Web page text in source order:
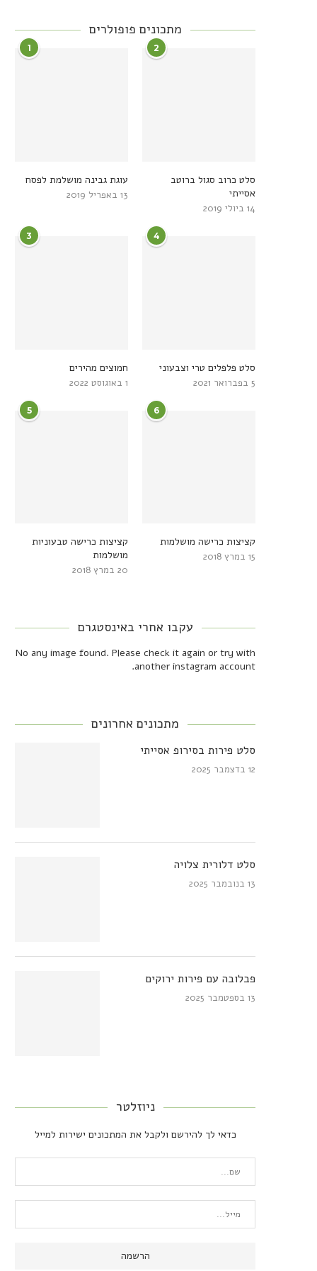
מתכונים פופולרים
1
עוגת גבינה מושלמת לפסח
13 באפריל 2019
2
סלט כרוב סגול ברוטב
אסייתי
14 ביולי 2019
3
חמוצים מהירים
1 באוגוסט 2022
4
סלט פלפלים טרי וצבעוני
5 בפברואר 2021
5
קציצות כרישה טבעוניות
מושלמות
20 במרץ 2018
6
קציצות כרישה מושלמות
15 במרץ 2018
עקבו אחרי באינסטגרם
No any image found. Please check it again or try with
another instagram account.
מתכונים אחרונים
סלט פירות בסירופ אסייתי
12 בדצמבר 2025
סלט דלורית צלויה
13 בנובמבר 2025
פבלובה עם פירות ירוקים
13 בספטמבר 2025
ניוזלטר
כדאי לך להירשם ולקבל את המתכונים ישירות למייל